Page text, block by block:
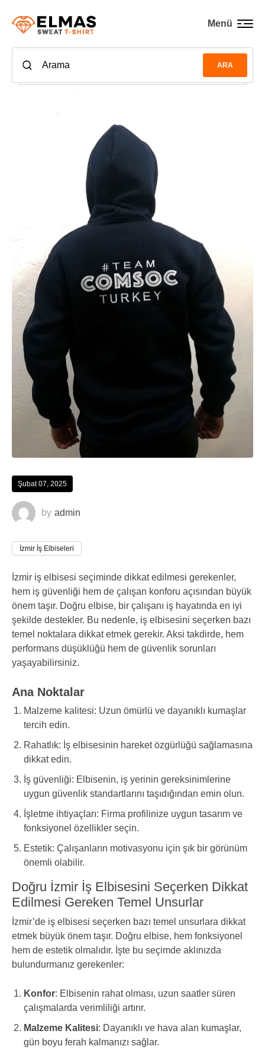
ARA
Menü
Şubat 07, 2025
by admin
İzmir İş Elbiseleri
İzmir iş elbisesi seçiminde dikkat edilmesi gerekenler,
hem iş güvenliği hem de çalışan konforu açısından büyük
önem taşır. Doğru elbise, bir çalışanı iş hayatında en iyi
şekilde destekler. Bu nedenle, iş elbisesini seçerken bazı
temel noktalara dikkat etmek gerekir. Aksi takdirde, hem
performans düşüklüğü hem de güvenlik sorunları
yaşayabilirsiniz.
Ana Noktalar
Malzeme kalitesi: Uzun ömürlü ve dayanıklı kumaşlar
tercih edin.
Rahatlık: İş elbisesinin hareket özgürlüğü sağlamasına
dikkat edin.
İş güvenliği: Elbisenin, iş yerinin gereksinimlerine
uygun güvenlik standartlarını taşıdığından emin olun.
İşletme ihtiyaçları: Firma profilinize uygun tasarım ve
fonksiyonel özellikler seçin.
Estetik: Çalışanların motivasyonu için şık bir görünüm
önemli olabilir.
Doğru İzmir İş Elbisesini Seçerken Dikkat
Edilmesi Gereken Temel Unsurlar
İzmir’de iş elbisesi seçerken bazı temel unsurlara dikkat
etmek büyük önem taşır. Doğru elbise, hem fonksiyonel
hem de estetik olmalıdır. İşte bu seçimde aklınızda
bulundurmanız gerekenler:
Konfor: Elbisenin rahat olması, uzun saatler süren
çalışmalarda verimliliği artırır.
Malzeme Kalitesi: Dayanıklı ve hava alan kumaşlar,
gün boyu ferah kalmanızı sağlar.